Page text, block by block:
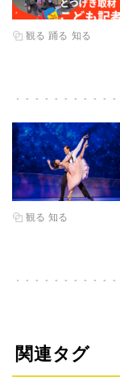
観る 踊る 知る
観る 知る
関連タグ